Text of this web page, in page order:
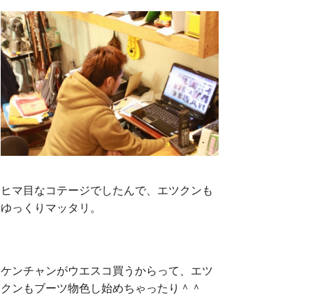
ヒマ目なコテージでしたんで、エツクンも
ゆっくりマッタリ。
ケンチャンがウエスコ買うからって、エツ
クンもブーツ物色し始めちゃったり＾＾